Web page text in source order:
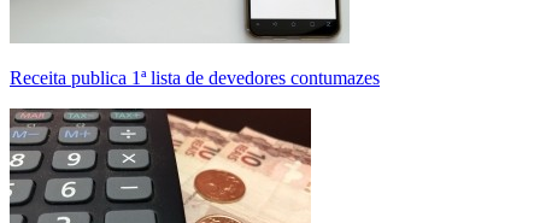
Receita publica 1ª lista de devedores contumazes